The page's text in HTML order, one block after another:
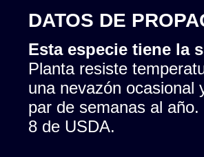
DATOS DE
Esta especie tiene la
Planta resiste
una nevazón ocasional
par de semanas al
8 de USDA.